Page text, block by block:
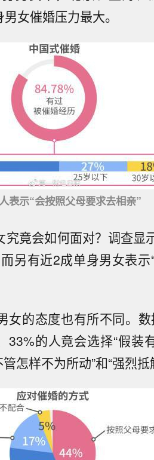
女催婚压力最大。
表示“会按照父母要求去相亲”
竟会如何面对？调查显
另有近2成单身男女表示
女的态度也有所不同。
33%的人竟会选择“假装
怎样不为所动”和“强烈抵